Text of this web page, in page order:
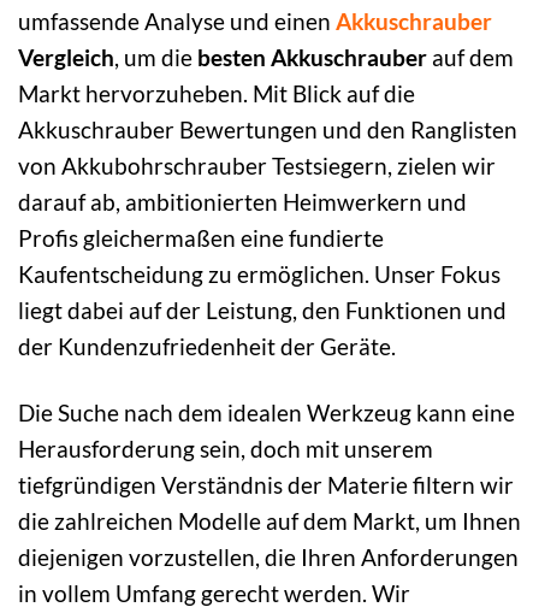
umfassende Analyse und einen Akkuschrauber
Vergleich, um die besten Akkuschrauber auf dem
Markt hervorzuheben. Mit Blick auf die
Akkuschrauber Bewertungen und den Ranglisten
von Akkubohrschrauber Testsiegern, zielen wir
darauf ab, ambitionierten Heimwerkern und
Profis gleichermaßen eine fundierte
Kaufentscheidung zu ermöglichen. Unser Fokus
liegt dabei auf der Leistung, den Funktionen und
der Kundenzufriedenheit der Geräte.
Die Suche nach dem idealen Werkzeug kann eine
Herausforderung sein, doch mit unserem
tiefgründigen Verständnis der Materie filtern wir
die zahlreichen Modelle auf dem Markt, um Ihnen
diejenigen vorzustellen, die Ihren Anforderungen
in vollem Umfang gerecht werden. Wir